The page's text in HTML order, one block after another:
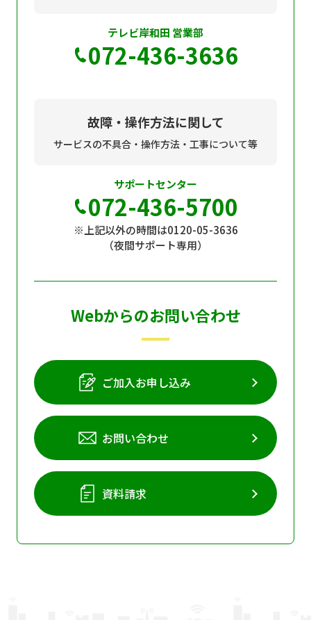
テレビ岸和田 営業部
072-436-3636
故障・操作方法に関して
サービスの不具合・操作方法・工事について等
サポートセンター
072-436-5700
※上記以外の時間は0120-05-3636
（夜間サポート専用）
Webからのお問い合わせ
ご加入お申し込み
お問い合わせ
資料請求